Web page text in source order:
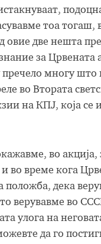
тоа тогаш,
овие две нешта
за Црвената
многу што
во Втората
на КПЈ, која се
во акција,
во време кога
положба, дека
верувавме во
улога на
да го